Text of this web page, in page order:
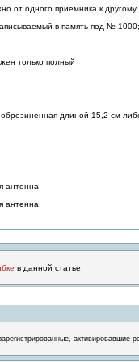
от одного приемника к другому
в память под №
только полный
длиной 15,2 см
антенна
антенна
в данной статье:
активировавшие